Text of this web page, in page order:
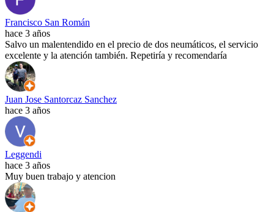
Francisco San Román
hace 3 años
Salvo un malentendido en el precio de dos neumáticos, el servicio
excelente y la atención también. Repetiría y recomendaría
Juan Jose Santorcaz Sanchez
hace 3 años
Leggendi
hace 3 años
Muy buen trabajo y atencion